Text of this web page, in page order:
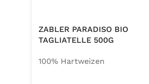
ZABLER PARADISO BIO
TAGLIATELLE 500G
100% Hartweizen